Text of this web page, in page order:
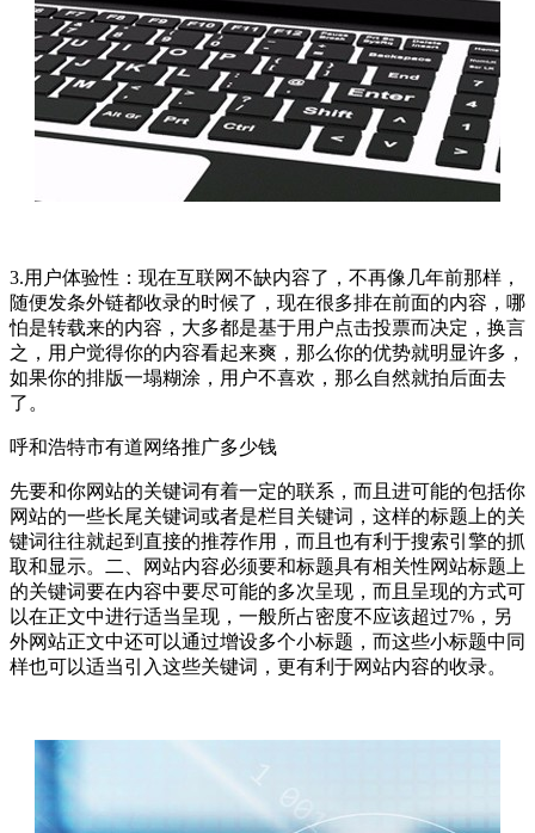
3.用户体验性：现在互联网不缺内容了，不再像几年前那样，
随便发条外链都收录的时候了，现在很多排在前面的内容，哪
怕是转载来的内容，大多都是基于用户点击投票而决定，换言
之，用户觉得你的内容看起来爽，那么你的优势就明显许多，
如果你的排版一塌糊涂，用户不喜欢，那么自然就拍后面去
了。
呼和浩特市有道网络推广多少钱
先要和你网站的关键词有着一定的联系，而且进可能的包括你
网站的一些长尾关键词或者是栏目关键词，这样的标题上的关
键词往往就起到直接的推荐作用，而且也有利于搜索引擎的抓
取和显示。二、网站内容必须要和标题具有相关性网站标题上
的关键词要在内容中要尽可能的多次呈现，而且呈现的方式可
以在正文中进行适当呈现，一般所占密度不应该超过7%，另
外网站正文中还可以通过增设多个小标题，而这些小标题中同
样也可以适当引入这些关键词，更有利于网站内容的收录。